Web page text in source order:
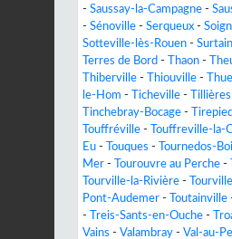
- Saussay-la-Campagne -
- Sénoville - Serqueux -
Sotteville-lès-Rouen -
Terres de Bord - Thaon -
Thiberville - Thiouville -
le-Hom - Ticheville -
Tinchebray-Bocage -
Touffréville - Touffreville-la-
Eu - Touques - Tournedos-
Mer - Tourouvre au Perche -
Tourville-la-Rivière -
Pont-Audemer - Toutainville
-
Treis-Sants-en-Ouche -
Vains - Valambray - Val-au-